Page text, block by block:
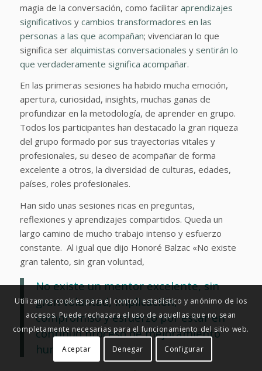
magia de la conversación, como facilitar aprendizajes
significativos y cambios transformadores en las
personas a las que acompañan; vivenciaran lo que
significa ser alquimistas conversacionales y sentirán lo
que verdaderamente significa acompañar.
En las primeras sesiones ha habido mucha emoción,
apertura, curiosidad, insights, muchas ganas de
profundizar en la metodología, de aprender en grupo.
Todos los participantes han destacado la gran riqueza
del grupo formado por sus trayectorias vitales y
profesionales, su deseo de acompañar de forma
excelente a otros, la diversidad de culturas, edades,
países, roles profesionales.
Han sido unas sesiones ricas en preguntas,
reflexiones y aprendizajes compartidos. Queda un
largo camino de mucho trabajo intenso y esfuerzo
constante. Al igual que dijo Honoré Balzac «No existe
gran talento, sin gran voluntad,
No existe un mentor excelente, sin
gran voluntad, implicación,
compromiso y esfuerzo por estar en
continuo proceso de mejoramiento
humano.
Utilizamos cookies para el control estadístico y anónimo de los
accesos. Puede rechazara el uso de aquellas que no sean
completamente necesarias para el funcionamiento del sitio web.
Aceptar
Denegar Configurar